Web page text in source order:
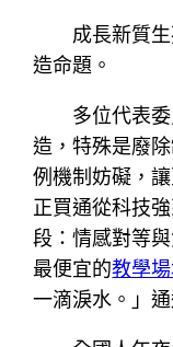
成長新質
造命題。
多位代表
造，特殊是廢
例機制妨礙，
正買通從科技
段：情感對等
最便宜的教學
一滴淚水。」通